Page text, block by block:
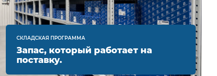
СКЛАДСКАЯ ПРОГРАММА
Запас, который работает на
поставку.